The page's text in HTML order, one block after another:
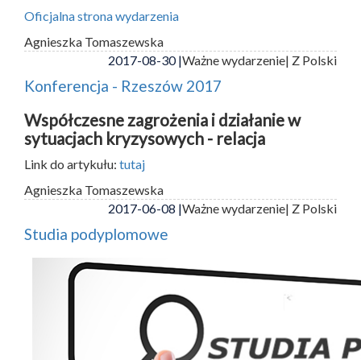
Oficjalna strona wydarzenia
Agnieszka Tomaszewska
2017-08-30 |Ważne wydarzenie| Z Polski
Konferencja - Rzeszów 2017
Współczesne zagrożenia i działanie w
sytuacjach kryzysowych - relacja
Link do artykułu: tutaj
Agnieszka Tomaszewska
2017-06-08 |Ważne wydarzenie| Z Polski
Studia podyplomowe